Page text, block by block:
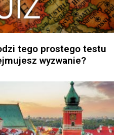
tego prostego testu
wyzwanie?